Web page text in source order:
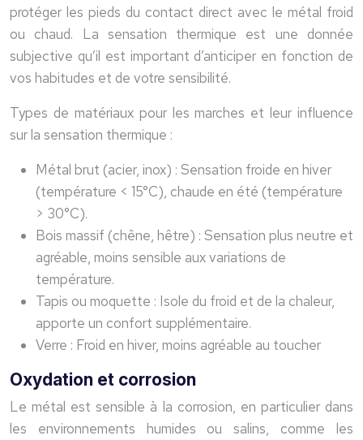
protéger les pieds du contact direct avec le métal froid
ou chaud. La sensation thermique est une donnée
subjective qu’il est important d’anticiper en fonction de
vos habitudes et de votre sensibilité.
Types de matériaux pour les marches et leur influence
sur la sensation thermique :
Métal brut (acier, inox) : Sensation froide en hiver
(température < 15°C), chaude en été (température
> 30°C).
Bois massif (chêne, hêtre) : Sensation plus neutre et
agréable, moins sensible aux variations de
température.
Tapis ou moquette : Isole du froid et de la chaleur,
apporte un confort supplémentaire.
Verre : Froid en hiver, moins agréable au toucher
Oxydation et corrosion
Le métal est sensible à la corrosion, en particulier dans
les environnements humides ou salins, comme les